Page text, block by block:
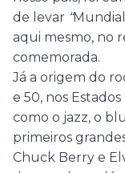
de levar “Mundial
aqui mesmo, no
comemorada.
Já a origem do
e 50, nos
como o jazz, o
primeiros
Chuck Berry e